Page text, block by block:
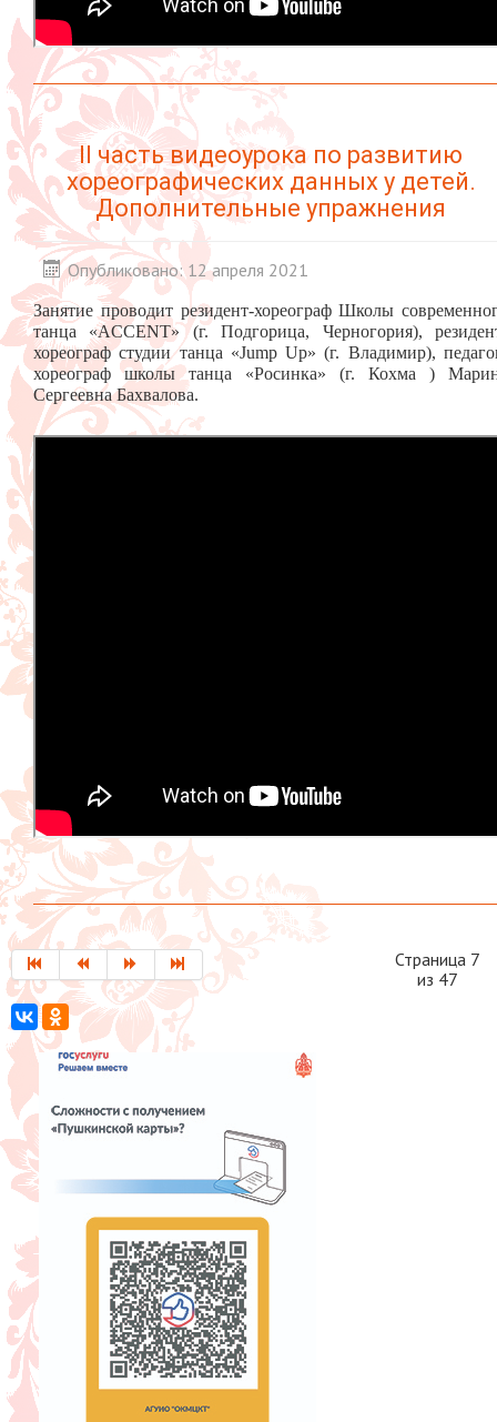
II часть видеоурока по развитию
хореографических данных у детей.
Дополнительные упражнения
Опубликовано: 12 апреля 2021
Занятие проводит резидент-хореограф Школы
танца «ACCENT» (г. Подгорица, Черногория),
хореограф студии танца «Jump Up» (г. Владимир),
хореограф школы танца «Росинка» (г. Кохма )
Сергеевна Бахвалова.
Страница 7
из 47